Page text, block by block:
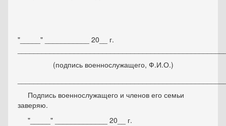
"_____" ___________ 20__ г.
(подпись военнослужащего, Ф.И.О.)
Подпись военнослужащего и членов его семьи
заверяю.
"_____" _____________ 20__ г.